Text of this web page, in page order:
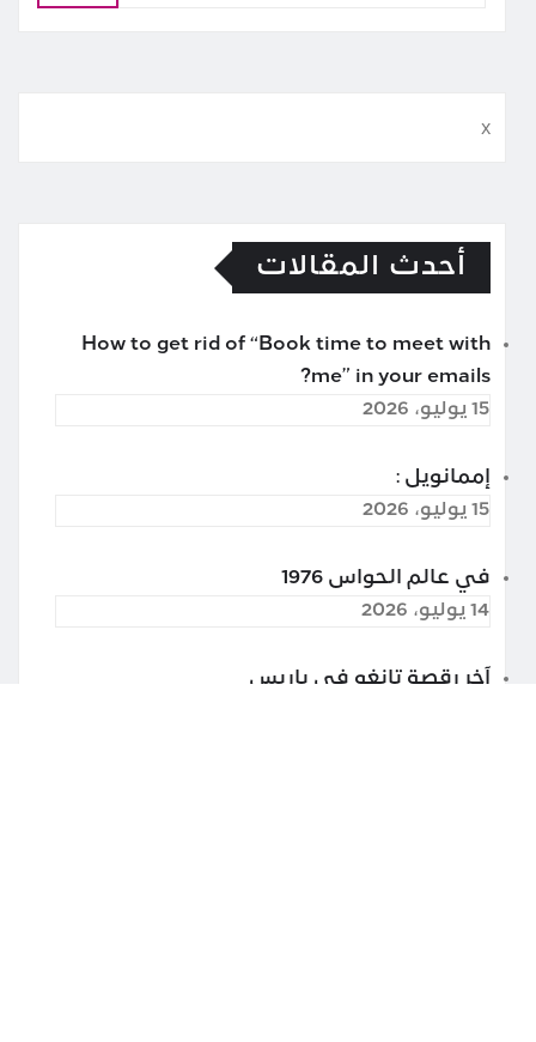
x
أحدث المقالات
How to get rid of “Book time to meet with
me” in your emails?
15 يوليو، 2026
إممانويل :
15 يوليو، 2026
في عالم الحواس 1976
14 يوليو، 2026
آخر رقصة تانغو في باريس